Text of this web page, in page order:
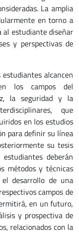
La amplia
en torno a
al estudiante diseñar
y perspectivas de
alcancen
los campos del
la seguridad y la
que
en los estudios
para definir su línea
su tesis
deberán
métodos y técnicas
desarrollo de una
campos de
en un futuro,
y prospectiva de
relacionados con la